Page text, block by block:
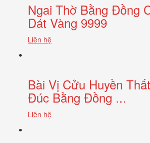
Ngai Thờ Bằng Đồng
Dát Vàng 9999
Liên hệ
Bài Vị Cửu Huyền
Đúc Bằng Đồng ...
Liên hệ